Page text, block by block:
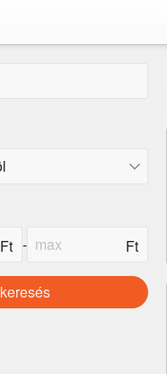
-
keresés